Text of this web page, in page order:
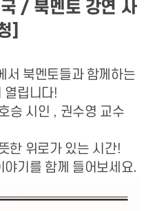
/ 북멘토 강연 사
]
서 북멘토들과 함께하는
열립니다!
승 시인 , 권수영 교수
한 위로가 있는 시간!
기를 함께 들어보세요.